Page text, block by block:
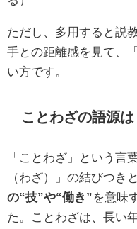
ただし、多用すると説
手との距離感を見て、
い方です。
ことわざの語源は
「ことわざ」という言
（わざ）」の結びつき
の“技”や“働き”を意味
た。ことわざは、長い